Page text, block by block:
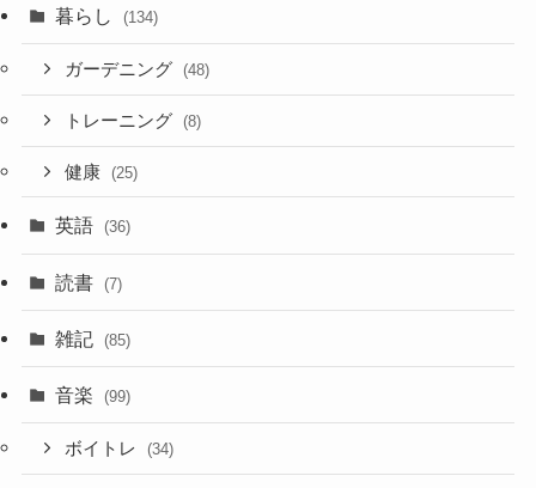
暮らし (134)
ガーデニング (48)
トレーニング (8)
健康 (25)
英語 (36)
読書 (7)
雑記 (85)
音楽 (99)
ボイトレ (34)